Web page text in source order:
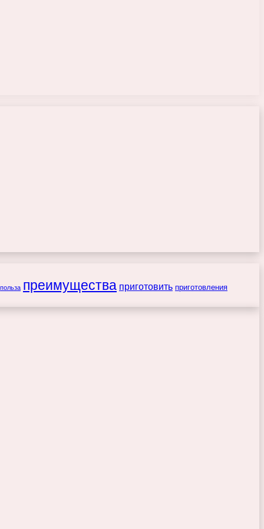
польза преимущества приготовить приготовления